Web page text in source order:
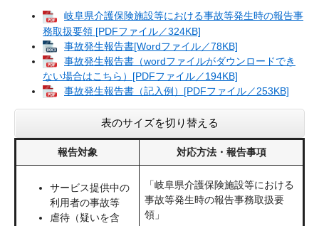
岐阜県介護保険施設等における事故等発生時の報告事
務取扱要領 [PDFファイル／324KB]
事故発生報告書[Wordファイル／78KB]
事故発生報告書（wordファイルがダウンロードでき
ない場合はこちら）[PDFファイル／194KB]
事故発生報告書（記入例）[PDFファイル／253KB]
表のサイズを切り替える
報告対象 対応方法・報告事項
サービス提供中の
利用者の事故等
虐待（疑いを含
「岐阜県介護保険施設等における
事故等発生時の報告事務取扱要
領」